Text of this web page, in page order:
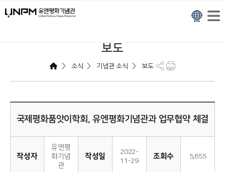
보도
> 소식 > 기념관 소식 > 보도
국제평화품앗이학회, 유엔평화기념관과 업무협약 체결
작성자
유엔평
화기념
관
작성일
2022-
11-29
조회수 5,855